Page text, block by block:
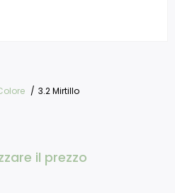
3.2 Mirtillo
il prezzo